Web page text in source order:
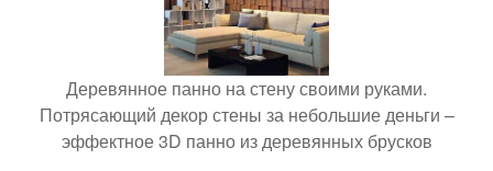
Деревянное панно на стену своими руками.
Потрясающий декор стены за небольшие деньги –
эффектное 3D панно из деревянных брусков